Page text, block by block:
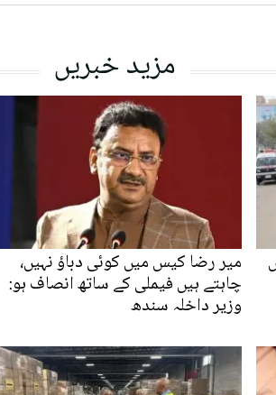
مزید خبریں
میر رضا کیس میں کوئی دباؤ نہیں،
چاہتے ہیں فیملی کے ساتھ انصاف ہو:
وزیر داخلہ سندھ